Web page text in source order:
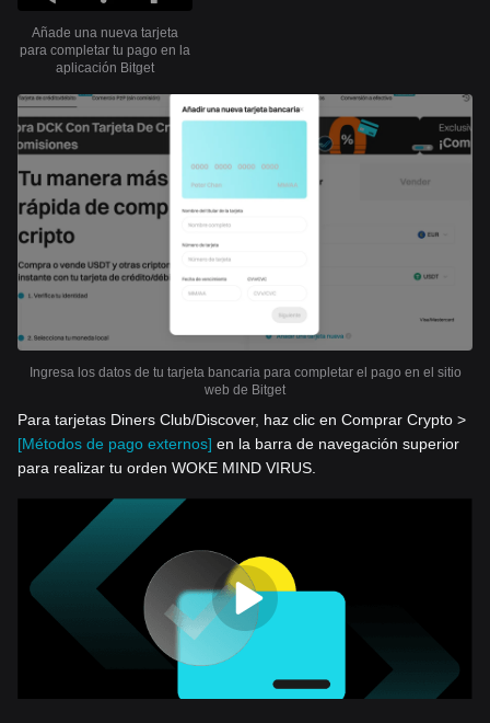
Añade una nueva tarjeta
para completar tu pago en la
aplicación Bitget
Ingresa los datos de tu tarjeta bancaria para completar el pago en el sitio
web de Bitget
Para tarjetas Diners Club/Discover, haz clic en Comprar Crypto >
[Métodos de pago externos] en la barra de navegación superior
para realizar tu orden WOKE MIND VIRUS.